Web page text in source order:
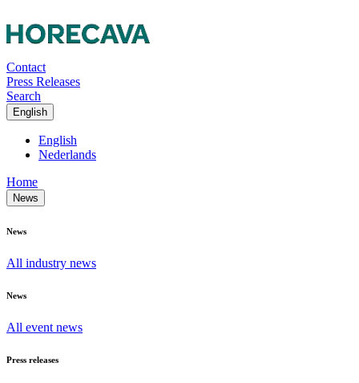
Contact
Press Releases
Search
English
English
Nederlands
Home
News
News
All industry news
News
All event news
Press releases